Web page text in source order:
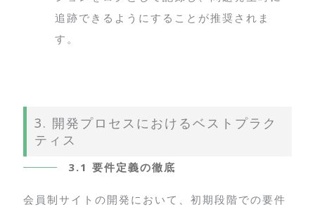
追跡できるようにすることが推奨されま
す。
3. 開発プロセスにおけるベストプラク
ティス
3.1 要件定義の徹底
会員制サイトの開発において、初期段階での要件